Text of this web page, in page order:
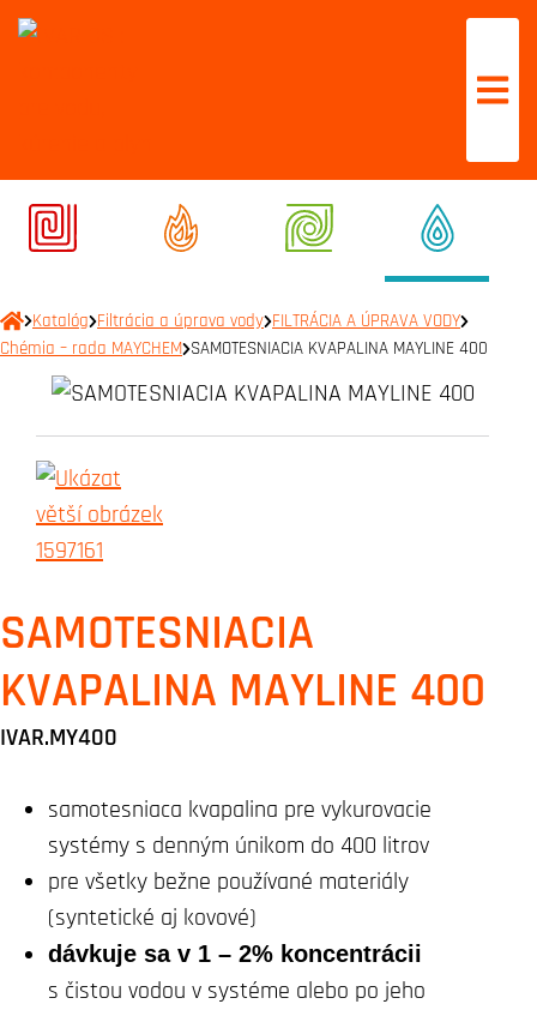
Katalóg Filtrácia a úprava vody FILTRÁCIA A ÚPRAVA VODY
Chémia – rada MAYCHEM SAMOTESNIACIA KVAPALINA MAYLINE 400
SAMOTESNIACIA
KVAPALINA MAYLINE 400
IVAR.MY400
samotesniaca kvapalina pre vykurovacie
systémy s denným únikom do 400 litrov
pre všetky bežne používané materiály
(syntetické aj kovové)
dávkuje sa v 1 – 2% koncentrácii
s čistou vodou v systéme alebo po jeho